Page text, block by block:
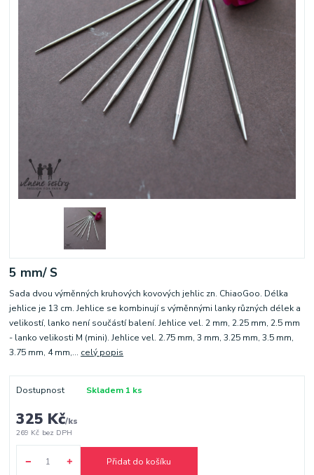
5 mm/ S
Sada dvou výměnných kruhových kovových jehlic zn. ChiaoGoo. Délka
jehlice je 13 cm. Jehlice se kombinují s výměnnými lanky různých délek a
velikostí, lanko není součástí balení. Jehlice vel. 2 mm, 2.25 mm, 2.5 mm
- lanko velikosti M (mini). Jehlice vel. 2.75 mm, 3 mm, 3.25 mm, 3.5 mm,
3.75 mm, 4 mm,... celý popis
Dostupnost Skladem 1 ks
325 Kč/ks
269 Kč bez DPH
Přidat do košíku